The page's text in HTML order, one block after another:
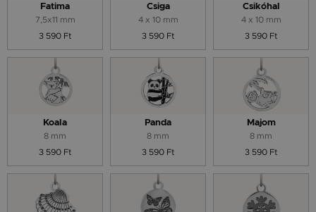
Fatima
7,5x11 mm
3 590 Ft
Csiga
4 x 10 mm
3 590 Ft
Csikóhal
4 x 10 mm
3 590 Ft
Koala
8 mm
3 590 Ft
Panda
8 mm
3 590 Ft
Majom
8 mm
3 590 Ft